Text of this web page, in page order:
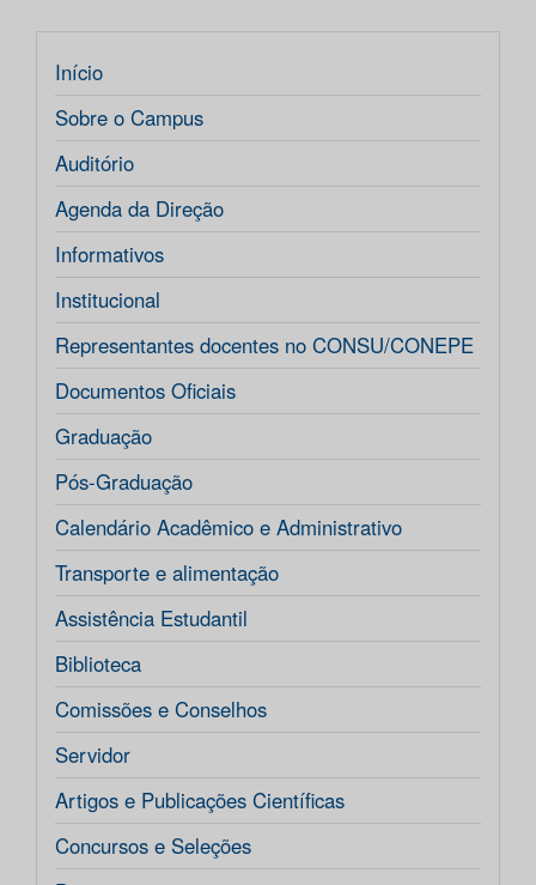
Início
Sobre o Campus
Auditório
Agenda da Direção
Informativos
Institucional
Representantes docentes no CONSU/CONEPE
Documentos Oficiais
Graduação
Pós-Graduação
Calendário Acadêmico e Administrativo
Transporte e alimentação
Assistência Estudantil
Biblioteca
Comissões e Conselhos
Servidor
Artigos e Publicações Científicas
Concursos e Seleções